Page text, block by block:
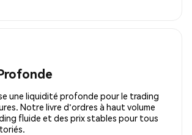
une liquidité profonde pour le trading
Notre livre d'ordres à haut volume
fluide et des prix stables pour tous